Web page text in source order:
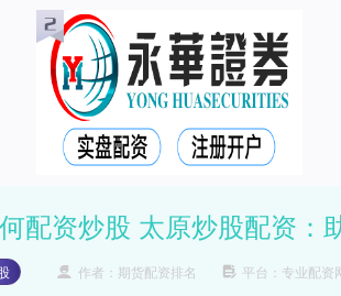
配资炒股 太原炒股配资：
作者：期货配资排名 平台：专业配资